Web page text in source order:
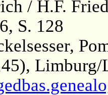
/ H.F.
S. 128
Limburg/